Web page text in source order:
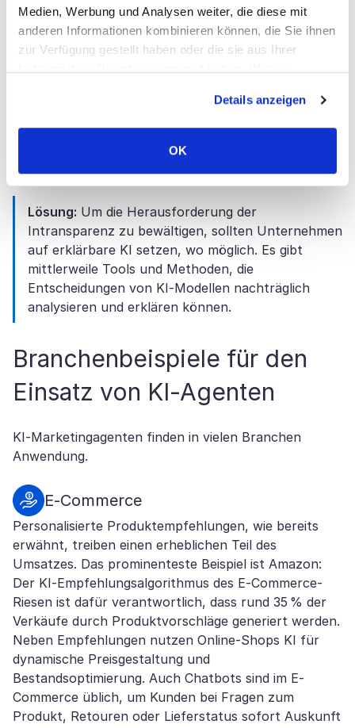
Medien, Werbung und Analysen weiter, die diese mit
anderen Informationen kombinieren können, die Sie ihnen
zur Verfügung gestellt haben oder die sie aus Ihrer
Details anzeigen
OK
Die fehlende Erklärbarkeit erschwert es, Vertrauen in
die KI-Entscheidungen aufzubauen – sowohl intern im
Team als auch extern bei Kunden oder Regulatoren.
bestimmtes Angebot angezeigt wird. Und Marketing-
Verantwortliche müssen plausibel machen können,
weshalb die KI-Agenten die Ressourcen so oder so
Lösung: Um die Herausforderung der
Intransparenz zu bewältigen, sollten Unternehmen
auf erklärbare KI setzen, wo möglich. Es gibt
mittlerweile Tools und Methoden, die
Entscheidungen von KI-Modellen nachträglich
analysieren und erklären können.
Branchenbeispiele für den
Einsatz von KI-Agenten
KI-Marketingagenten finden in vielen Branchen
Anwendung.
E-Commerce
Personalisierte Produktempfehlungen, wie bereits
erwähnt, treiben einen erheblichen Teil des
Umsatzes. Das prominenteste Beispiel ist Amazon:
Der KI-Empfehlungsalgorithmus des E-Commerce-
Riesen ist dafür verantwortlich, dass rund 35 % der
Verkäufe durch Produktvorschläge generiert werden.
Neben Empfehlungen nutzen Online-Shops KI für
dynamische Preisgestaltung und
Bestandsoptimierung. Auch Chatbots sind im E-
Commerce üblich, um Kunden bei Fragen zum
Produkt, Retouren oder Lieferstatus sofort Auskunft